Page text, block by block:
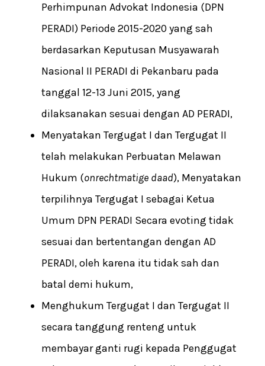
Perhimpunan Advokat Indonesia (DPN
PERADI) Periode 2015-2020 yang sah
berdasarkan Keputusan Musyawarah
Nasional II PERADI di Pekanbaru pada
tanggal 12-13 Juni 2015, yang
dilaksanakan sesuai dengan AD PERADI,
Menyatakan Tergugat I dan Tergugat II
telah melakukan Perbuatan Melawan
Hukum (onrechtmatige daad), Menyatakan
terpilihnya Tergugat I sebagai Ketua
Umum DPN PERADI Secara evoting tidak
sesuai dan bertentangan dengan AD
PERADI, oleh karena itu tidak sah dan
batal demi hukum,
Menghukum Tergugat I dan Tergugat II
secara tanggung renteng untuk
membayar ganti rugi kepada Penggugat